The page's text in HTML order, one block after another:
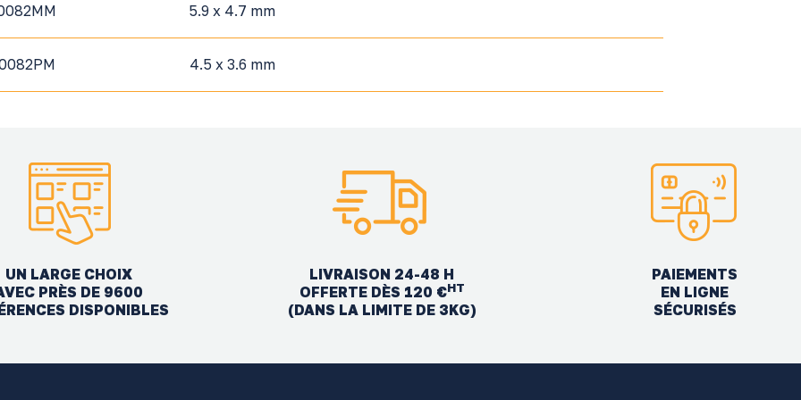
5.9 x 4.7 mm
4.5 x 3.6 mm
UN LARGE CHOIX
PRÈS DE 9600
DISPONIBLES
LIVRAISON 24-48 H
OFFERTE DÈS 120 €HT
(DANS LA LIMITE DE 3KG)
PAIEMENTS
EN LIGNE
SÉCURISÉS